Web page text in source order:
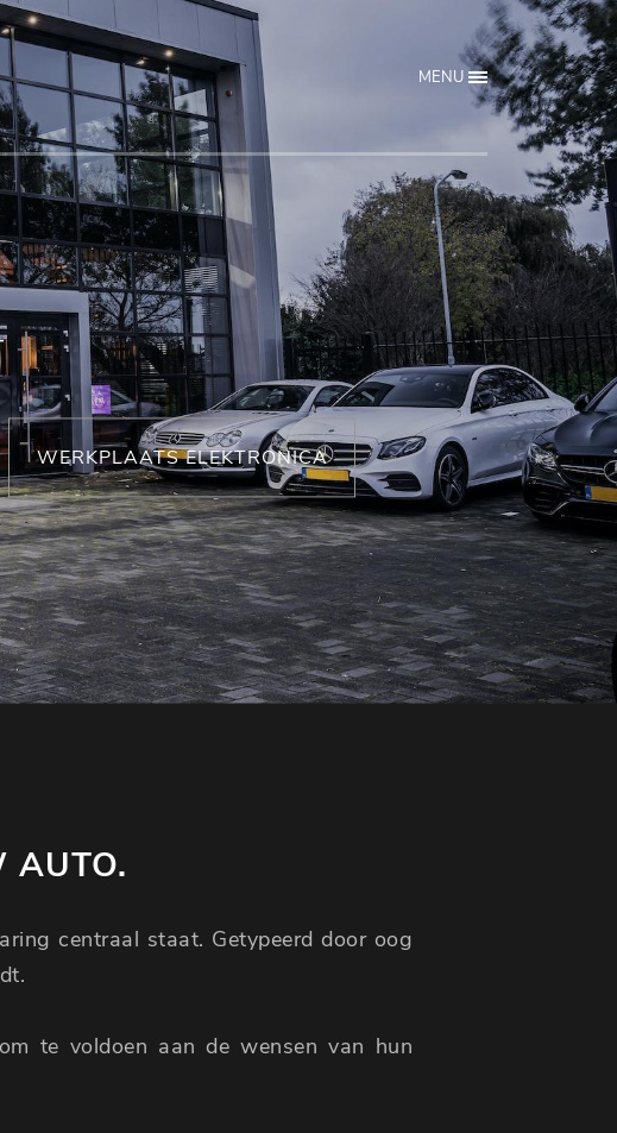
MENU
WERKPLAATS ELEKTRONICA
AUTO.
centraal staat. Getypeerd door oog
te voldoen aan de wensen van hun